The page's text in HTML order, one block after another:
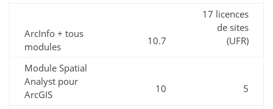
ArcInfo + tous
modules
10.7
17 licences
de sites
(UFR)
Module Spatial
Analyst pour
ArcGIS
10 5